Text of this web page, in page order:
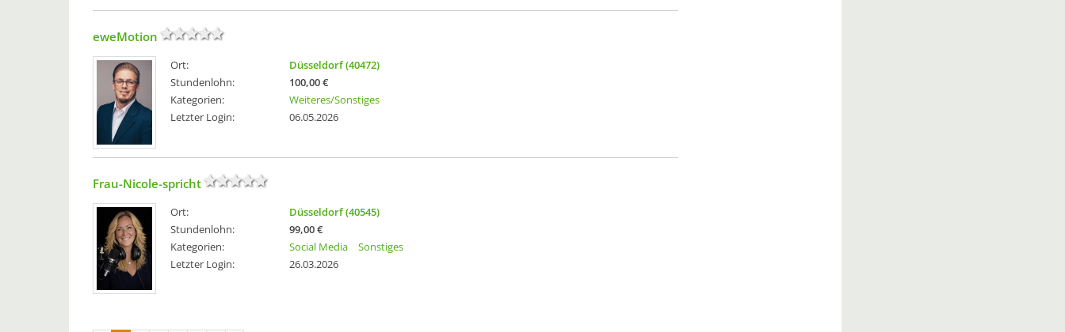
eweMotion
Ort:
Düsseldorf (40472)
Stundenlohn:
100,00 €
Kategorien:
Weiteres/Sonstiges
Letzter Login:
06.05.2026
Frau-Nicole-spricht
Ort:
Düsseldorf (40545)
Stundenlohn:
99,00 €
Kategorien:
Social Media
Sonstiges
Letzter Login:
26.03.2026